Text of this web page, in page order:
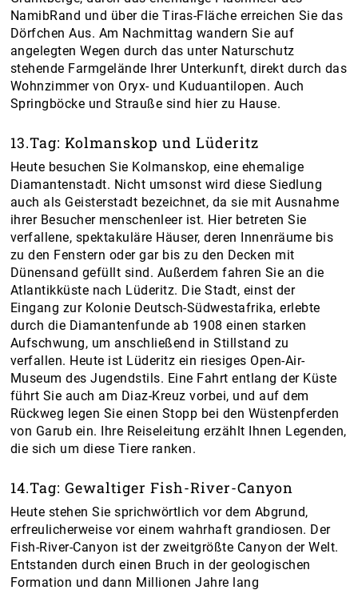
NamibRand und über die Tiras-Fläche erreichen Sie das
Dörfchen Aus. Am Nachmittag wandern Sie auf
angelegten Wegen durch das unter Naturschutz
stehende Farmgelände Ihrer Unterkunft, direkt durch das
Wohnzimmer von Oryx- und Kuduantilopen. Auch
Springböcke und Strauße sind hier zu Hause.
13.Tag: Kolmanskop und Lüderitz
Heute besuchen Sie Kolmanskop, eine ehemalige
Diamantenstadt. Nicht umsonst wird diese Siedlung
auch als Geisterstadt bezeichnet, da sie mit Ausnahme
ihrer Besucher menschenleer ist. Hier betreten Sie
verfallene, spektakuläre Häuser, deren Innenräume bis
zu den Fenstern oder gar bis zu den Decken mit
Dünensand gefüllt sind. Außerdem fahren Sie an die
Atlantikküste nach Lüderitz. Die Stadt, einst der
Eingang zur Kolonie Deutsch-Südwestafrika, erlebte
durch die Diamantenfunde ab 1908 einen starken
Aufschwung, um anschließend in Stillstand zu
verfallen. Heute ist Lüderitz ein riesiges Open-Air-
Museum des Jugendstils. Eine Fahrt entlang der Küste
führt Sie auch am Diaz-Kreuz vorbei, und auf dem
Rückweg legen Sie einen Stopp bei den Wüstenpferden
von Garub ein. Ihre Reiseleitung erzählt Ihnen Legenden,
die sich um diese Tiere ranken.
14.Tag: Gewaltiger Fish-River-Canyon
Heute stehen Sie sprichwörtlich vor dem Abgrund,
erfreulicherweise vor einem wahrhaft grandiosen. Der
Fish-River-Canyon ist der zweitgrößte Canyon der Welt.
Entstanden durch einen Bruch in der geologischen
Formation und dann Millionen Jahre lang